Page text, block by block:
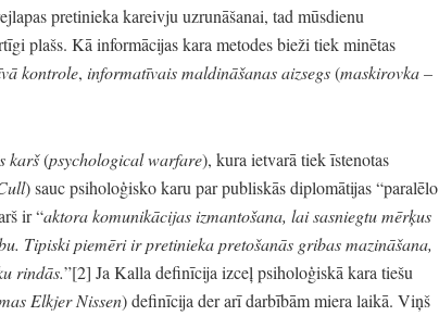
pretinieka kareivju uzrunāšanai, tad mūsdienu
plašs. Kā informācijas kara metodes bieži tiek minētas
kontrole, informatīvais maldināšanas aizsegs(maskirovka–
karš(psychological warfare), kura ietvarā tiek īstenotas
) sauc psiholoģisko karu par publiskās diplomātijas“paralēlo
ir“aktora komunikācijas izmantošana, lai sasniegtu mērķus
Tipiski piemēri ir pretinieka pretošanās gribas mazināšana,
rindās.”[2] Ja Kalla definīcija izceļ psiholoģiskā kara tiešu
Elkjer Nissen) definīcija der arī darbībām miera laikā. Viņš